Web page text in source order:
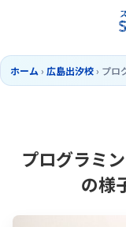
ホーム › 広島出汐校› プロ
プログラミ
の様